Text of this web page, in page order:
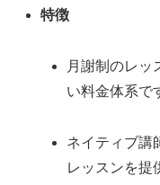
特徴
月謝制のレッ
い料金体系で
ネイティブ講
レッスンを提